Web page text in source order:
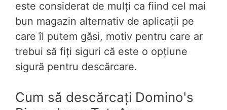
este considerat de mulți ca fiind cel mai
bun magazin alternativ de aplicații pe
care îl putem găsi, motiv pentru care ar
trebui să fiți siguri că este o opțiune
sigură pentru descărcare.
Cum să descărcați Domino's